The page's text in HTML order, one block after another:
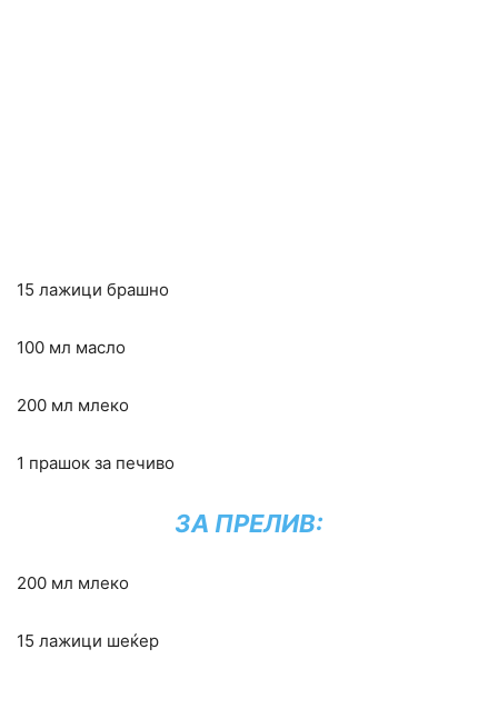
15 лажици брашно
100 мл масло
200 мл млеко
1 прашок за печиво
ЗА ПРЕЛИВ:
200 мл млеко
15 лажици шеќер